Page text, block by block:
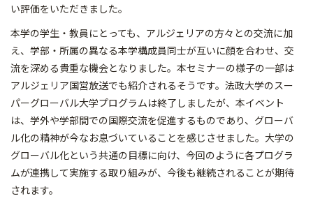
い評価をいただきました。
本学の学生・教員にとっても、アルジェリアの方々との交流に加
え、学部・所属の異なる本学構成員同士が互いに顔を合わせ、交
流を深める貴重な機会となりました。本セミナーの様子の一部は
アルジェリア国営放送でも紹介されるそうです。法政大学のスー
パーグローバル大学プログラムは終了しましたが、本イベント
は、学外や学部間での国際交流を促進するものであり、グローバ
ル化の精神が今なお息づいていることを感じさせました。大学の
グローバル化という共通の目標に向け、今回のように各プログラ
ムが連携して実施する取り組みが、今後も継続されることが期待
されます。